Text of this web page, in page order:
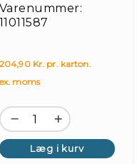
Varenummer:
11011587
204,90 Kr. pr. karton.
ex. moms
Læg i kurv